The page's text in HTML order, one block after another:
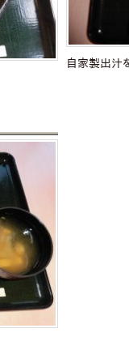
自家製出汁を